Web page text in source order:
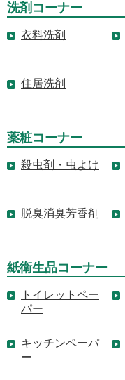
洗剤コーナー
衣料洗剤
住居洗剤
薬粧コーナー
殺虫剤・虫よけ
脱臭消臭芳香剤
紙衛生品コーナー
トイレットペー
パー
キッチンペーパ
ー